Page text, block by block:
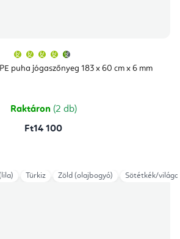
puha jógaszőnyeg 183 x 60 cm x 6 mm
átlagos
értékelése
csillag.
Raktáron (2 db)
Ft14 100
Türkiz Zöld (olajbogyó) Sötétkék/